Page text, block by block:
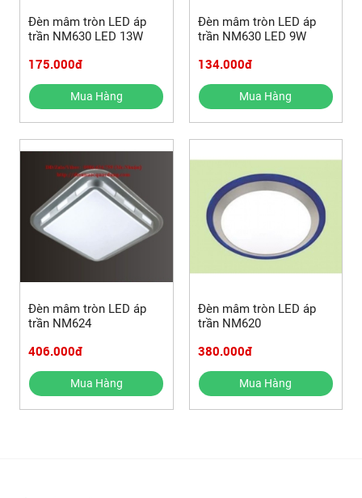
Đèn mâm tròn LED áp
trần NM630 LED 13W
175.000đ
Mua Hàng
Đèn mâm tròn LED áp
trần NM630 LED 9W
134.000đ
Mua Hàng
Đèn mâm tròn LED áp
trần NM624
406.000đ
Mua Hàng
Đèn mâm tròn LED áp
trần NM620
380.000đ
Mua Hàng